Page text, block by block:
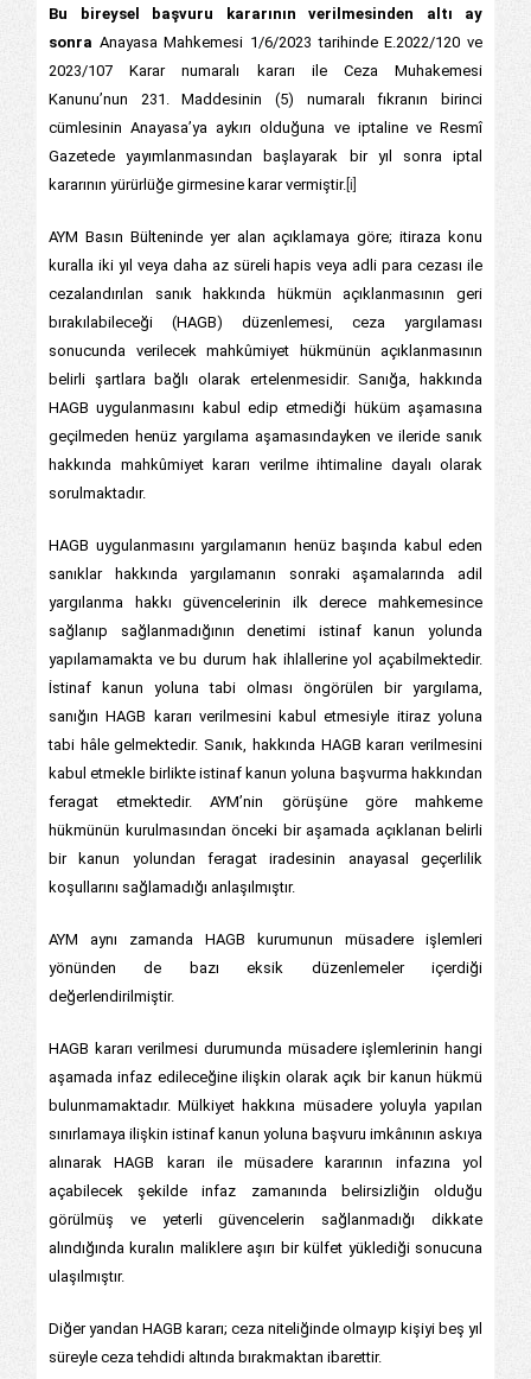
Bu bireysel başvuru kararının verilmesinden altı ay
sonra Anayasa Mahkemesi 1/6/2023 tarihinde E.2022/120 ve
2023/107 Karar numaralı kararı ile Ceza Muhakemesi
Kanunu’nun 231. Maddesinin (5) numaralı fıkranın birinci
cümlesinin Anayasa’ya aykırı olduğuna ve iptaline ve Resmî
Gazetede yayımlanmasından başlayarak bir yıl sonra iptal
kararının yürürlüğe girmesine karar vermiştir. [i]
AYM Basın Bülteninde yer alan açıklamaya göre; itiraza konu
kuralla iki yıl veya daha az süreli hapis veya adli para cezası ile
cezalandırılan sanık hakkında hükmün açıklanmasının geri
bırakılabileceği (HAGB) düzenlemesi, ceza yargılaması
sonucunda verilecek mahkûmiyet hükmünün açıklanmasının
belirli şartlara bağlı olarak ertelenmesidir. Sanığa, hakkında
HAGB uygulanmasını kabul edip etmediği hüküm aşamasına
geçilmeden henüz yargılama aşamasındayken ve ileride sanık
hakkında mahkûmiyet kararı verilme ihtimaline dayalı olarak
sorulmaktadır.
HAGB uygulanmasını yargılamanın henüz başında kabul eden
sanıklar hakkında yargılamanın sonraki aşamalarında adil
yargılanma hakkı güvencelerinin ilk derece mahkemesince
sağlanıp sağlanmadığının denetimi istinaf kanun yolunda
yapılamamakta ve bu durum hak ihlallerine yol açabilmektedir.
İstinaf kanun yoluna tabi olması öngörülen bir yargılama,
sanığın HAGB kararı verilmesini kabul etmesiyle itiraz yoluna
tabi hâle gelmektedir. Sanık, hakkında HAGB kararı verilmesini
kabul etmekle birlikte istinaf kanun yoluna başvurma hakkından
feragat etmektedir. AYM’nin görüşüne göre mahkeme
hükmünün kurulmasından önceki bir aşamada açıklanan belirli
bir kanun yolundan feragat iradesinin anayasal geçerlilik
koşullarını sağlamadığı anlaşılmıştır.
AYM aynı zamanda HAGB kurumunun müsadere işlemleri
yönünden de bazı eksik düzenlemeler içerdiği
değerlendirilmiştir.
HAGB kararı verilmesi durumunda müsadere işlemlerinin hangi
aşamada infaz edileceğine ilişkin olarak açık bir kanun hükmü
bulunmamaktadır. Mülkiyet hakkına müsadere yoluyla yapılan
sınırlamaya ilişkin istinaf kanun yoluna başvuru imkânının askıya
alınarak HAGB kararı ile müsadere kararının infazına yol
açabilecek şekilde infaz zamanında belirsizliğin olduğu
görülmüş ve yeterli güvencelerin sağlanmadığı dikkate
alındığında kuralın maliklere aşırı bir külfet yüklediği sonucuna
ulaşılmıştır.
Diğer yandan HAGB kararı; ceza niteliğinde olmayıp kişiyi beş yıl
süreyle ceza tehdidi altında bırakmaktan ibarettir.